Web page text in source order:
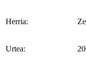
Herria:
Urtea: